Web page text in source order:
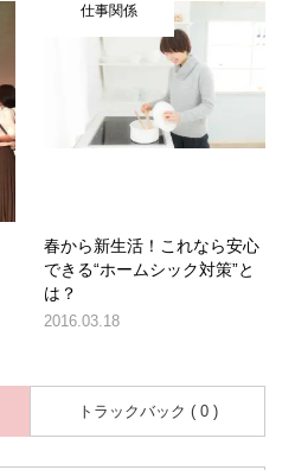
仕事関係
春から新生活！これなら安心
できる“ホームシック対策”と
は？
2016.03.18
トラックバック ( 0 )